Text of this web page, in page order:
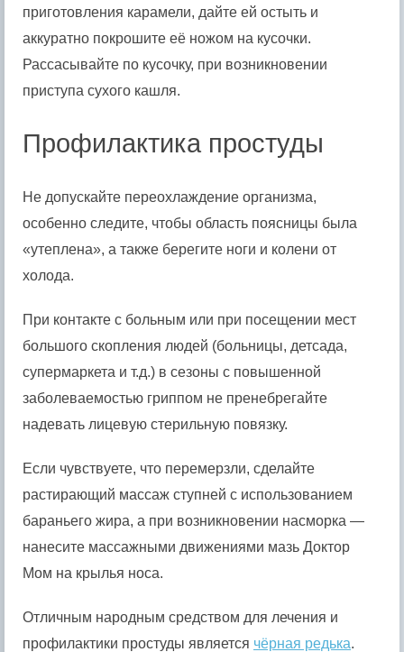
приготовления карамели, дайте ей остыть и
аккуратно покрошите её ножом на кусочки.
Рассасывайте по кусочку, при возникновении
приступа сухого кашля.
Профилактика простуды
Не допускайте переохлаждение организма,
особенно следите, чтобы область поясницы была
«утеплена», а также берегите ноги и колени от
холода.
При контакте с больным или при посещении мест
большого скопления людей (больницы, детсада,
супермаркета и т.д.) в сезоны с повышенной
заболеваемостью гриппом не пренебрегайте
надевать лицевую стерильную повязку.
Если чувствуете, что перемерзли, сделайте
растирающий массаж ступней с использованием
бараньего жира, а при возникновении насморка —
нанесите массажными движениями мазь Доктор
Мом на крылья носа.
Отличным народным средством для лечения и
профилактики простуды является чёрная редька.